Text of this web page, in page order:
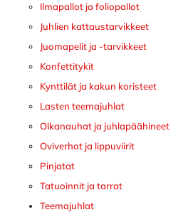
Ilmapallot ja foliopallot
Juhlien kattaustarvikkeet
Juomapelit ja -tarvikkeet
Konfettitykit
Kynttilät ja kakun koristeet
Lasten teemajuhlat
Olkanauhat ja juhlapäähineet
Oviverhot ja lippuviirit
Pinjatat
Tatuoinnit ja tarrat
Teemajuhlat